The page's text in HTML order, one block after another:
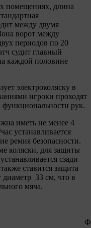
помещениях, длина
между двумя
ворот между
периодов по 20
судит главный
каждой половине
электроколяску в
игроки проходят
функциональности рук.
иметь не менее 4
устанавливается
ремня безопасности.
коляски, для защиты
сзади
ставится защита
диаметр 33 см, что в
мяча.